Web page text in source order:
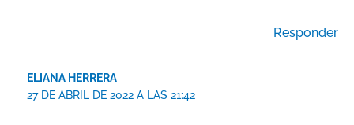
Responder
ELIANA HERRERA
27 DE ABRIL DE 2022 A LAS 21:42